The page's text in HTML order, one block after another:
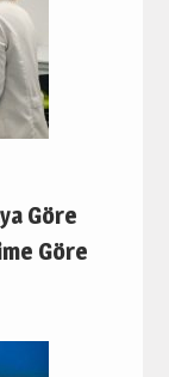
Göre
Göre